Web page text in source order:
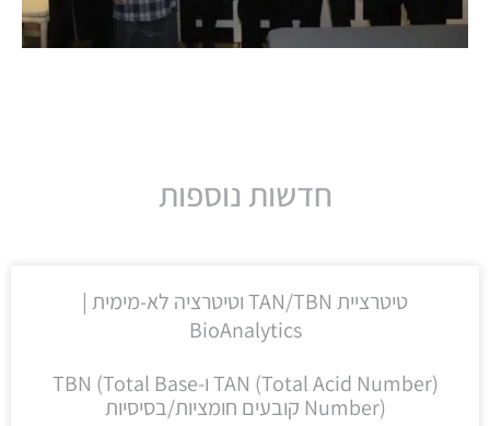
חדשות נוספות
טיטרציית TAN/TBN וטיטרציה לא-מימית |
BioAnalytics
TAN (Total Acid Number) ו-TBN (Total Base
Number) קובעים חומציות/בסיסיות